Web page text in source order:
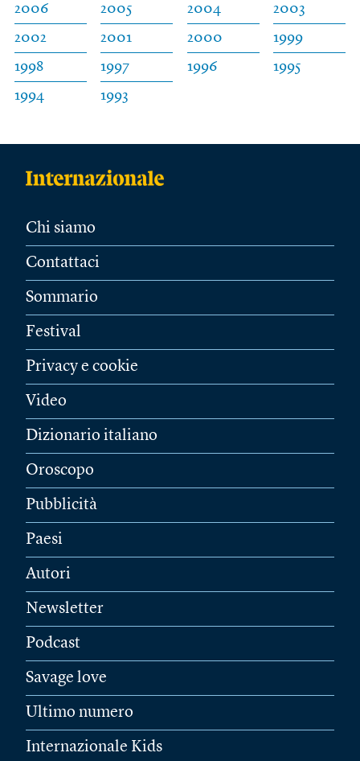
2006
2005 2004
2003
2002
2001 2000
1999
1998
1997 1996
1995
1994
1993
Chi siamo
Contattaci
Sommario
Festival
Privacy e cookie
Video
Dizionario italiano
Oroscopo
Pubblicità
Paesi
Autori
Newsletter
Podcast
Savage love
Ultimo numero
Internazionale Kids